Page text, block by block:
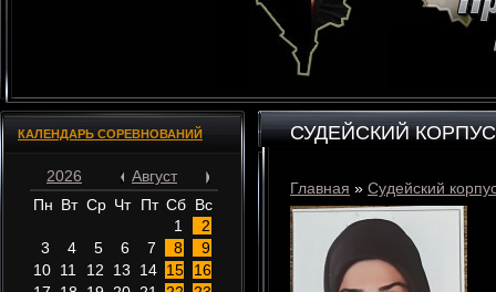
КАЛЕНДАРЬ СОРЕВНОВАНИЙ
2026
Август
Пн Вт Ср Чт Пт Сб Вс
1
2
3
4 5 6 7 8
9
10 11 12 13 14 15
16
СУДЕЙСКИЙ КОРПУС
Главная » Судейский